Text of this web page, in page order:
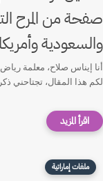
صفحة من المرح
والسعودية وأمريكا
لكم هذا المقال، تجتاحني
ملفات إماراتية